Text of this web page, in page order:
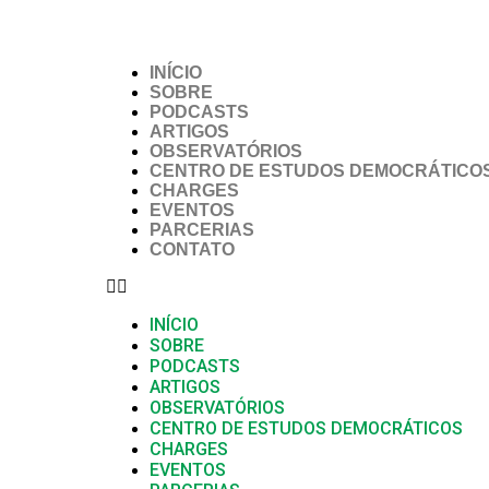
INÍCIO
SOBRE
PODCASTS
ARTIGOS
OBSERVATÓRIOS
CENTRO DE ESTUDOS
CHARGES
EVENTOS
PARCERIAS
CONTATO
INÍCIO
SOBRE
PODCASTS
ARTIGOS
OBSERVATÓRIOS
CENTRO DE ESTUDOS DEMOCRÁTICOS
CHARGES
EVENTOS